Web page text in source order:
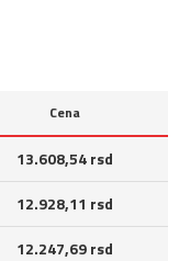
Cena
13.608,54 rsd
12.928,11 rsd
12.247,69 rsd